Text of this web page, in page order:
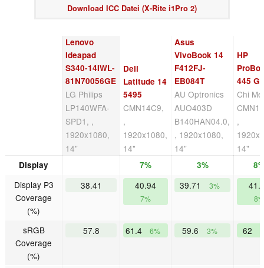
Download ICC Datei (X-Rite i1Pro 2)
Lenovo
Ideapad
S340-14IWL-
81N70056GE
LG Philips
LP140WFA-
SPD1, ,
1920x1080,
14"
Dell
Latitude 14
5495
CMN14C9,
,
1920x1080,
14"
Asus
VivoBook 14
F412FJ-
EB084T
AU Optronics
AUO403D
B140HAN04.0,
, 1920x1080,
14"
HP
445
Chi
,
14"
Display 7% 3%
Display P3
Coverage
(%)
38.41 40.94
7%
39.71 3%
8%
sRGB
Coverage
(%)
57.8 61.4 6% 59.6 3% 62